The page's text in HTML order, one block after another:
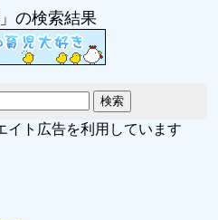
の検索結果
イト広告を利用しています